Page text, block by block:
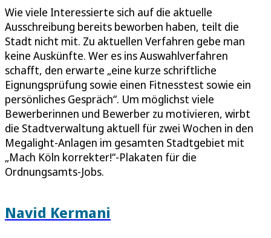
Wie viele Interessierte sich auf die aktuelle
Ausschreibung bereits beworben haben, teilt die
Stadt nicht mit. Zu aktuellen Verfahren gebe man
keine Auskünfte. Wer es ins Auswahlverfahren
schafft, den erwarte „eine kurze schriftliche
Eignungsprüfung sowie einen Fitnesstest sowie ein
persönliches Gespräch“. Um möglichst viele
Bewerberinnen und Bewerber zu motivieren, wirbt
die Stadtverwaltung aktuell für zwei Wochen in den
Megalight-Anlagen im gesamten Stadtgebiet mit
„Mach Köln korrekter!“-Plakaten für die
Ordnungsamts-Jobs.
Navid Kermani